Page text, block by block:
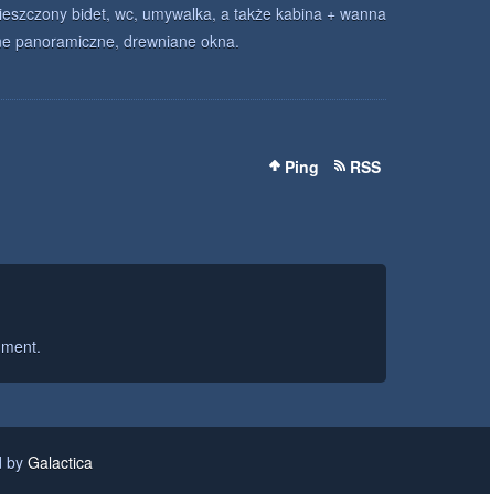
bidet, wc, umywalka, a także kabina + wanna
panoramiczne, drewniane okna.
Ping
RSS
by Galactica